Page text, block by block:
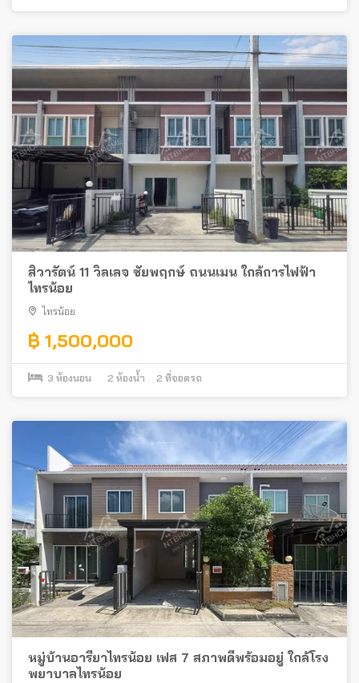
สิวารัตน์ 11 วิลเลจ ชัยพฤกษ์ ถนนเมน ใกล้การไฟฟ้า
ไทรน้อย
ไทรน้อย
฿ 1,500,000
3 ห้องนอน 2 ห้องน้ำ 2 ที่จอดรถ
หมู่บ้านอารียาไทรน้อย เฟส 7 สภาพดีพร้อมอยู่ ใกล้โรง
พยาบาลไทรน้อย